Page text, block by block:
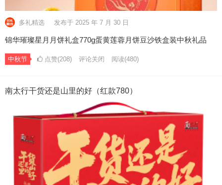
多礼精选 发布于 2025 年 7 月 30 日
锦华璀璨星月月饼礼盒770g蛋黄莲蓉月饼豆沙铁盒装中秋礼品
中秋节 点赞(208) 评论关闭 阅读(480)
南太行干货还是山里的好（红款780）